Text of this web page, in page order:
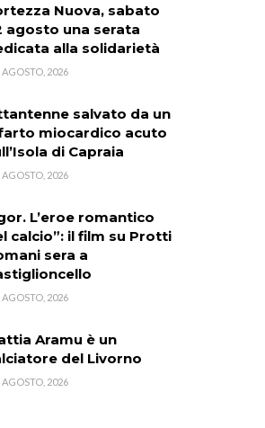
Nuova, sabato
agosto una serata
alla solidarietà
AGOSTO, 2026
salvato da un
miocardico acuto
di Capraia
AGOSTO, 2026
L’eroe romantico
calcio”: il film su Protti
sera a
AGOSTO, 2026
Aramu è un
del Livorno
AGOSTO, 2026